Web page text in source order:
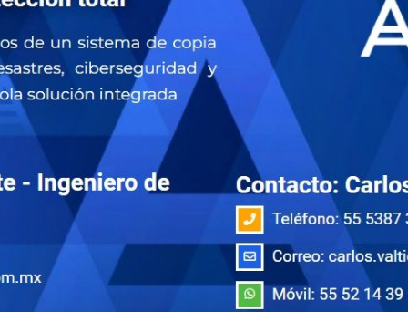
Registrarse